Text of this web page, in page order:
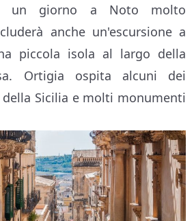
giorno a Noto molto
anche un'escursione a
piccola isola al largo della
Ortigia ospita alcuni dei
Sicilia e molti monumenti